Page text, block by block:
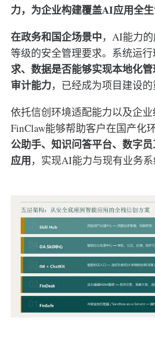
力，为企业构建覆盖AI应用全生
在政务和国企场景中，AI能力
等级的安全管理要求。系统运
求、数据是否能够实现本地化
审计能力，已经成为项目建设的
依托信创环境适配能力以及企业
FinClaw能够帮助客户在国产化
公助手、知识问答平台、数字
应用，实现AI能力与现有业务系